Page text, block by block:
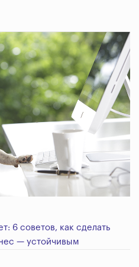
6 советов, как сделать
— устойчивым